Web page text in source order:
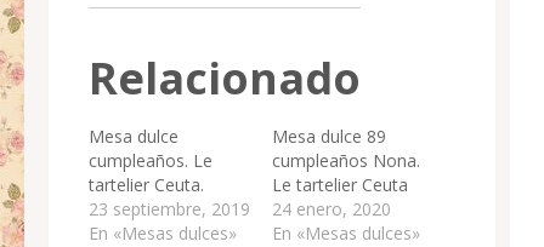
Relacionado
Mesa dulce
cumpleaños. Le
tartelier Ceuta.
23 septiembre, 2019
En «Mesas dulces»
Mesa dulce 89
cumpleaños Nona.
Le tartelier Ceuta
24 enero, 2020
En «Mesas dulces»